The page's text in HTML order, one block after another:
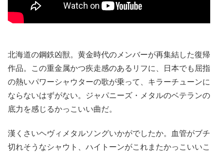
北海道の鋼鉄凶獣。黄金時代のメンバーが再集結した復帰
作品。この重金属かつ疾走感のあるリフに、日本でも屈指
の熱いパワーシャウターの歌が乗って、キラーチューンに
ならないはずがない。ジャパニーズ・メタルのベテランの
底力を感じるかっこいい曲だ。
漢くさいヘヴィメタルソングいかがでしたか。血管がブチ
切れそうなシャウト、ハイトーンがこれまたかっこいいこ